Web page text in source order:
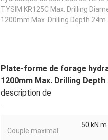
TYSIM KR125C Max. Drilling
1200mm Max. Drilling Depth 24m
Plate-forme de forage
1200mm Max. Drilling Depth
description de
Couple maximal:
50 kN.m